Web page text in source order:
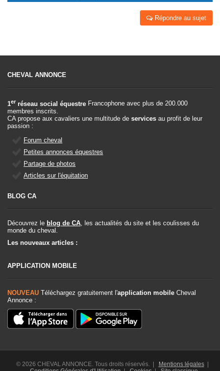
Répondre au sujet
CHEVAL ANNONCE
1er réseau social équestre Francophone avec plus de 200.000
membres inscrits.
CA propose aux cavaliers une multitude de services au profit de leur
passion :
Forum cheval
Petites annonces équestres
Partage de photos
Articles sur l'équitation
BLOG CA
Découvrez le blog de CA , les actualités du site et les coulisses du
monde du cheval.
Les nouveaux articles :
APPLICATION MOBILE
NOUVEAU Téléchargez gratuitement l'application mobile Cheval
Annonce :
© 2026 CHEVAL ANNONCE. Tous droits réservés. | Mentions légales|